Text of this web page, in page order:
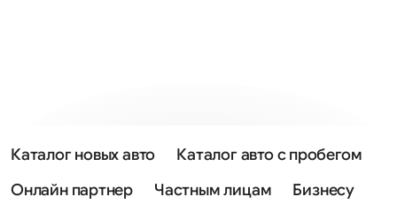
Каталог новых авто
Каталог авто с пробегом
Онлайн партнер
Частным лицам
Бизнесу